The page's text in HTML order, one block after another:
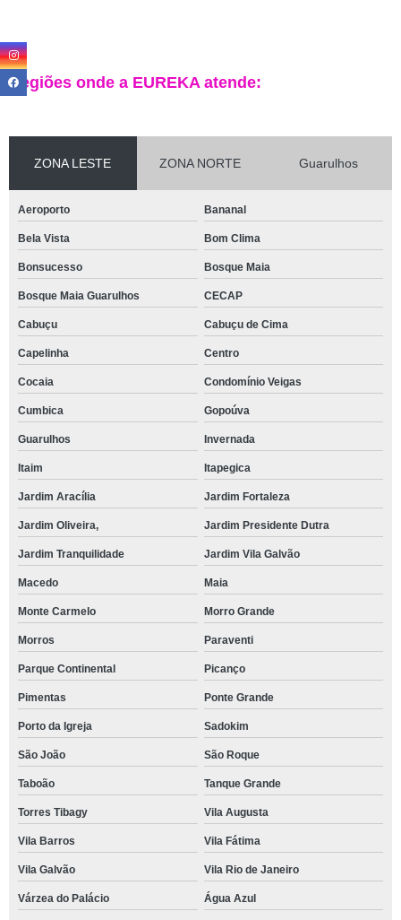
Regiões onde a EUREKA atende:
ZONA LESTE ZONA NORTE Guarulhos
Aeroporto Bananal
Bela Vista Bom Clima
Bonsucesso Bosque Maia
Bosque Maia Guarulhos CECAP
Cabuçu Cabuçu de Cima
Capelinha Centro
Cocaia Condomínio Veigas
Cumbica Gopoúva
Guarulhos Invernada
Itaim Itapegica
Jardim Aracília Jardim Fortaleza
Jardim Oliveira, Jardim Presidente Dutra
Jardim Tranquilidade Jardim Vila Galvão
Macedo Maia
Monte Carmelo Morro Grande
Morros Paraventi
Parque Continental Picanço
Pimentas Ponte Grande
Porto da Igreja Sadokim
São João São Roque
Taboão Tanque Grande
Torres Tibagy Vila Augusta
Vila Barros Vila Fátima
Vila Galvão Vila Rio de Janeiro
Várzea do Palácio Água Azul